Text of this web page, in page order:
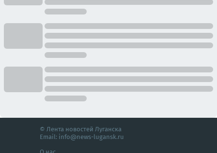
© Лента новостей Луганска
Email: info@news-lugansk.ru